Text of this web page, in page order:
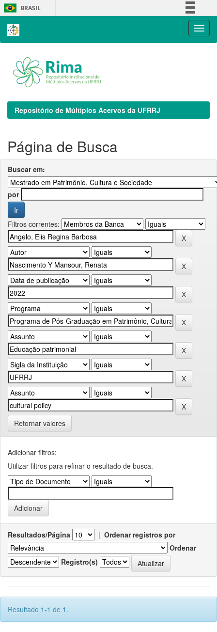
Skip
navigation
BRASIL
Repositório de Múltiplos Acervos da UFRRJ
Página de Busca
Buscar em:
por
Filtros correntes:
Retornar valores
Adicionar filtros:
Utilizar filtros para refinar o resultado de busca.
Resultados/Página | Ordenar registros por
Ordenar
Registro(s)
Resultado 1-1 de 1.